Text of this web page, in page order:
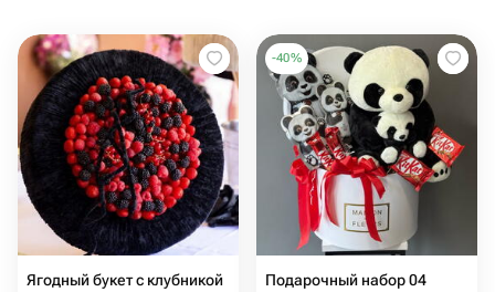
Ягодный букет с клубникой
-40%
Подарочный набор 04